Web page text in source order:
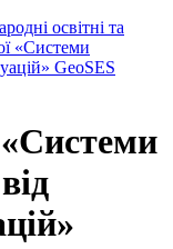
освітні та
«Системи
GeoSES